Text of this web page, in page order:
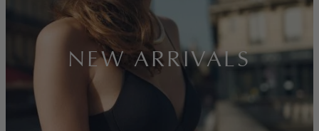
NEW ARRIVALS